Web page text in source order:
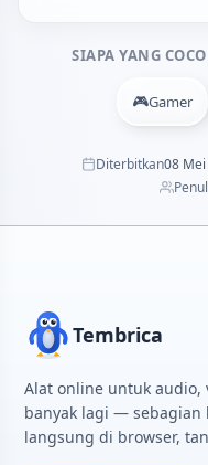
SIAPA YANG
🎮Gamer
Diterbitkan08
Tembrica
Alat online untuk audio,
banyak lagi — sebagian
langsung di browser,